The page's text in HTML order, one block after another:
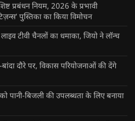
प्रबंधन नियम, 2026 के प्रभावी
पुस्तिका का किया विमोचन
टीवी चैनलों का धमाका, जियो ने लॉन्च
दौरे पर, विकास परियोजनाओं की देंगे
पानी-बिजली की उपलब्धता के लिए बनाया